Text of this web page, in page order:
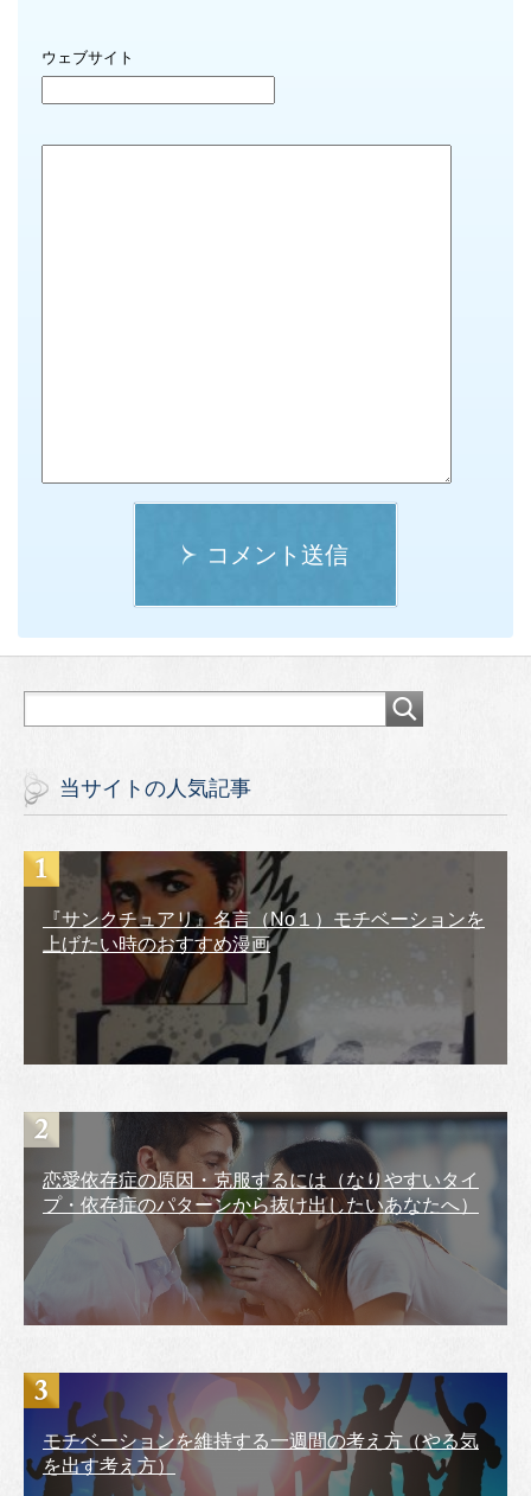
ウェブサイト
コメント送信
当サイトの人気記事
『サンクチュアリ』名言（No１）モチベーションを
上げたい時のおすすめ漫画
恋愛依存症の原因・克服するには（なりやすいタイ
プ・依存症のパターンから抜け出したいあなたへ）
モチベーションを維持する一週間の考え方（やる気
を出す考え方）